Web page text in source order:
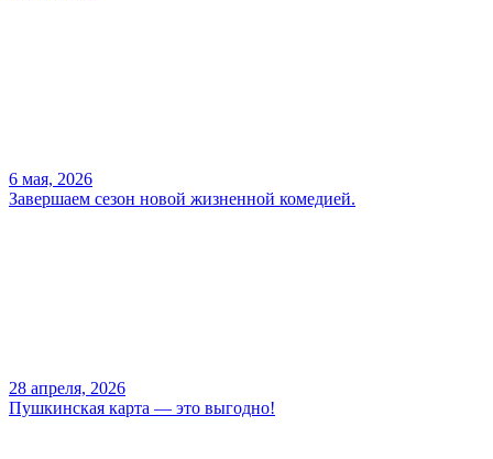
6 мая, 2026
Завершаем сезон новой жизненной комедией.
28 апреля, 2026
Пушкинская карта — это выгодно!